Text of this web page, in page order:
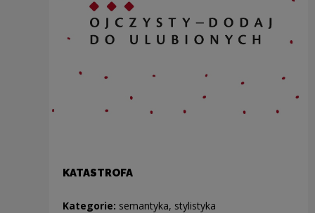
KATASTROFA
Kategorie: semantyka, stylistyka